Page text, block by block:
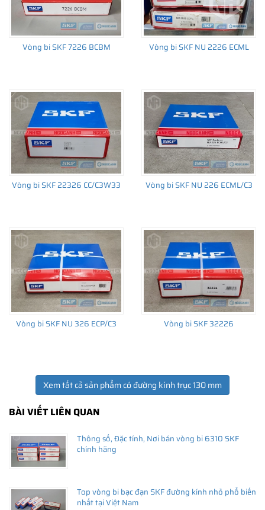
Vòng bi SKF 7226 BCBM Vòng bi SKF NU 2226 ECML
Vòng bi SKF 22326 CC/C3W33 Vòng bi SKF NU 226 ECML/C3
Vòng bi SKF NU 326 ECP/C3 Vòng bi SKF 32226
Xem tất cả sản phẩm có đường kính trục 130 mm
BÀI VIẾT LIÊN QUAN
Thông số, Đặc tính, Nơi bán vòng bi 6310 SKF
chính hãng
Top vòng bi bạc đạn SKF đường kính nhỏ phổ biến
nhất tại Việt Nam